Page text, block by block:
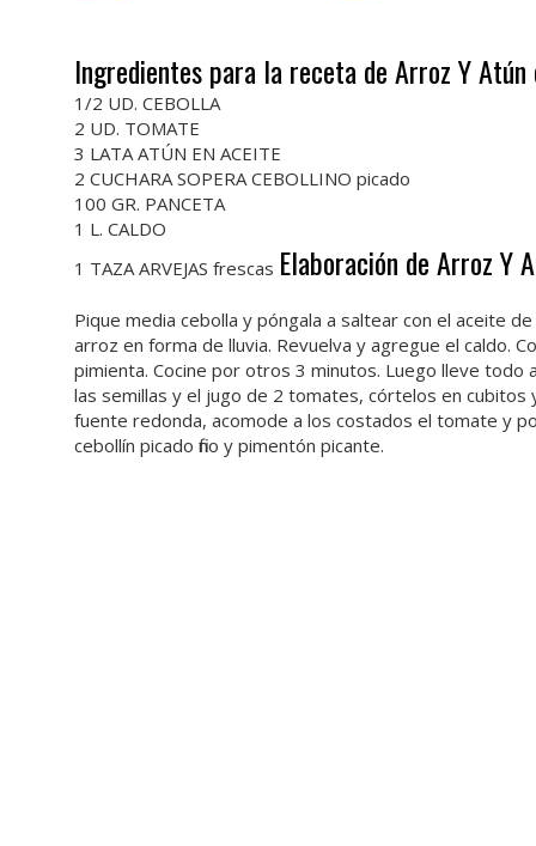
Ingredientes para la receta de Arroz Y Atún
1/2 UD. CEBOLLA
2 UD. TOMATE
3 LATA ATÚN EN ACEITE
2 CUCHARA SOPERA CEBOLLINO picado
100 GR. PANCETA
1 L. CALDO
1 TAZA ARVEJAS frescas Elaboración de Arroz Y
Pique media cebolla y póngala a saltear con el aceite
arroz en forma de lluvia. Revuelva y agregue el caldo.
pimienta. Cocine por otros 3 minutos. Luego lleve
las semillas y el jugo de 2 tomates, córtelos en
fuente redonda, acomode a los costados el tomate y
cebollín picado fino y pimentón picante.